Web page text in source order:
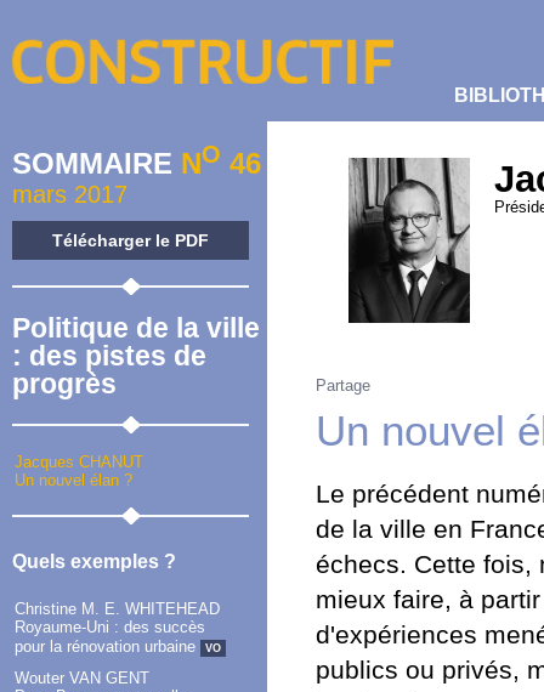
SOMMAIRE NO 46
mars 2017
Télécharger le PDF
Politique de la ville
: des pistes de
progrès
Jacques CHANUT
Un nouvel élan ?
Quels exemples ?
Christine M. E. WHITEHEAD
Royaume-Uni : des succès
pour la rénovation urbaine
VO
Wouter VAN GENT
Partage
Un nouvel
Le précédent
de la ville en
échecs. Cette fois,
mieux faire, à
d'expériences
publics ou privés,